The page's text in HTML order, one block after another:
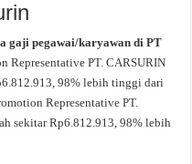
gaji pegawai/karyawan di PT
Representative PT. CARSURIN
98% lebih tinggi dari
Representative PT.
sekitar Rp6.812.913, 98% lebih